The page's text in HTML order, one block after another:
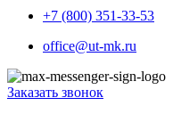
+7 (800) 351-33-53
office@ut-mk.ru
Заказать звонок